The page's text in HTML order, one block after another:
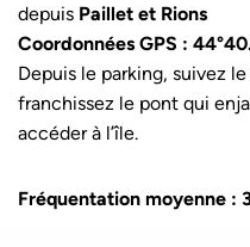
depuis Paillet et Rions
Coordonnées GPS :
Depuis le parking, suivez
franchissez le pont qui
accéder à l’île.
Fréquentation moyenne :